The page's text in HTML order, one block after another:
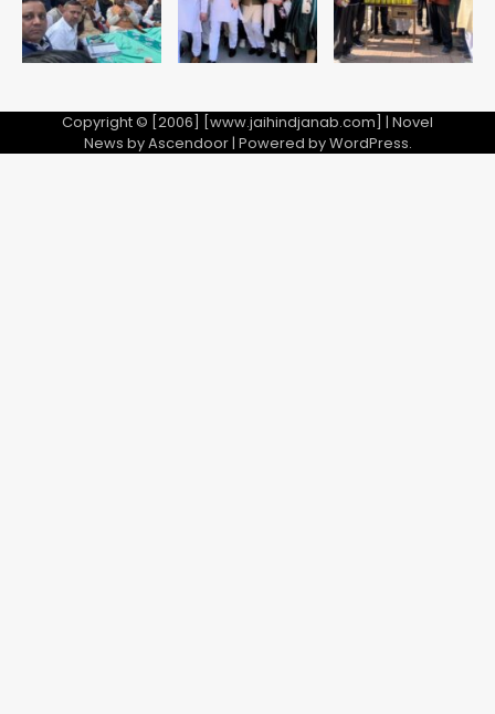
Copyright © [2006] [www.jaihindjanab.com] | Novel
News byAscendoor| Powered byWordPress.